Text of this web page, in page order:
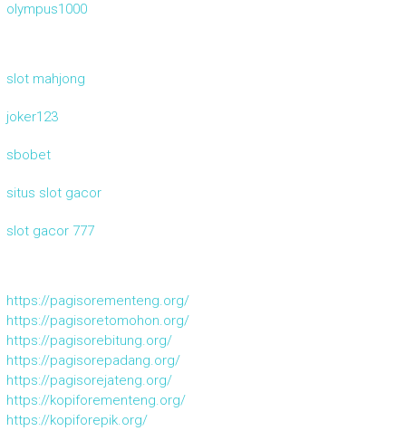
olympus1000
slot mahjong
joker123
sbobet
situs slot gacor
slot gacor 777
https://pagisorementeng.org/
https://pagisoretomohon.org/
https://pagisorebitung.org/
https://pagisorepadang.org/
https://pagisorejateng.org/
https://kopiforementeng.org/
https://kopiforepik.org/